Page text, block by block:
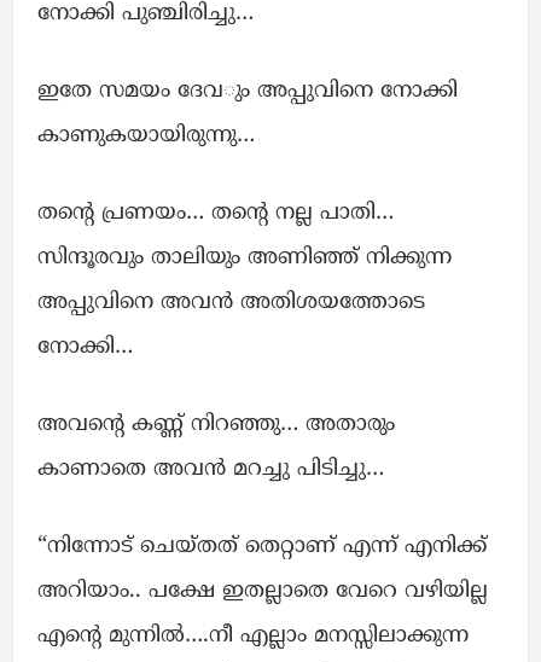
നോക്കി പുഞ്ചിരിച്ചു…
ഇതേ സമയം ദേവും അപ്പുവിനെ നോക്കി
കാണുകയായിരുന്നു…
തന്റെ പ്രണയം… തന്റെ നല്ല പാതി…
സിന്ദൂരവും താലിയും അണിഞ്ഞ് നിക്കുന്ന
അപ്പുവിനെ അവന്‍ അതിശയത്തോടെ
നോക്കി…
അവന്റെ കണ്ണ് നിറഞ്ഞു… അതാരും
കാണാതെ അവന്‍ മറച്ചു പിടിച്ചു…
“നിന്നോട് ചെയ്തത് തെറ്റാണ്‌ എന്ന് എനിക്ക്
അറിയാം.. പക്ഷേ ഇതല്ലാതെ വേറെ വഴിയില്ല
എന്റെ മുന്നില്‍….നീ എല്ലാം മനസ്സിലാക്കുന്ന